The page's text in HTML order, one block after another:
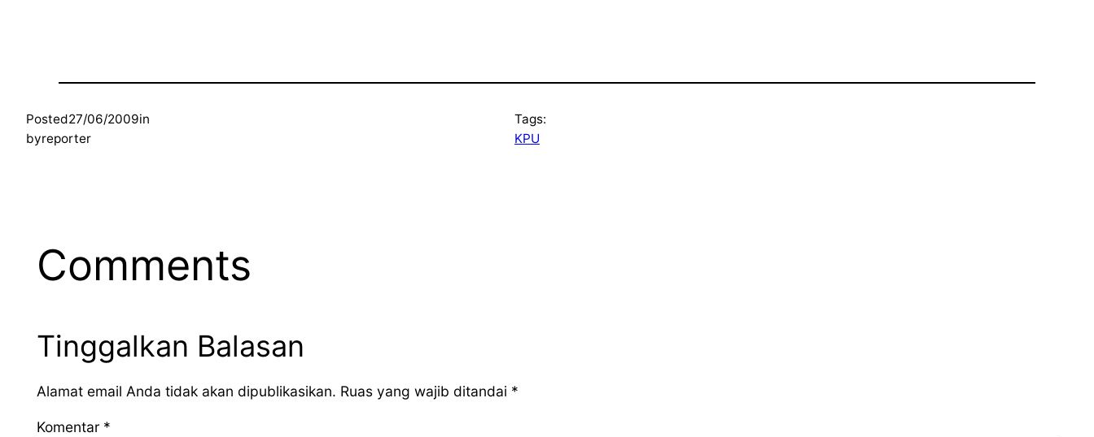
Posted27/06/2009in
byreporter
Tags:
KPU
Comments
Tinggalkan Balasan
Alamat email Anda tidak akan dipublikasikan. Ruas yang wajib ditandai *
Komentar *